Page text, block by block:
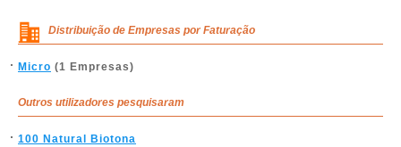
Distribuição de Empresas por Faturação
Micro (1 Empresas)
Outros utilizadores pesquisaram
100 Natural Biotona